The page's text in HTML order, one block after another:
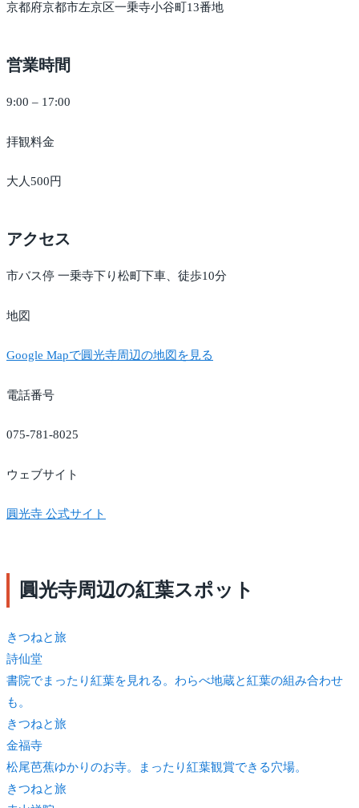
京都府京都市左京区一乗寺小谷町13番地
営業時間
9:00 – 17:00
拝観料金
大人500円
アクセス
市バス停 一乗寺下り松町下車、徒歩10分
地図
Google Mapで圓光寺周辺の地図を見る
電話番号
075-781-8025
ウェブサイト
圓光寺 公式サイト
圓光寺周辺の紅葉スポット
きつねと旅
詩仙堂
書院でまったり紅葉を見れる。わらべ地蔵と紅葉の組み合わせ
も。
きつねと旅
金福寺
松尾芭蕉ゆかりのお寺。まったり紅葉観賞できる穴場。
きつねと旅